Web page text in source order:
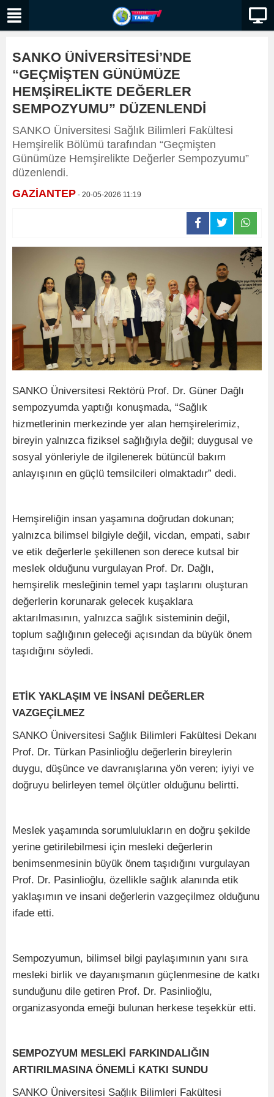
SANKO ÜNİVERSİTESİ’NDE
“GEÇMİŞTEN GÜNÜMÜZE
HEMŞİRELİKTE DEĞERLER
SEMPOZYUMU” DÜZENLENDİ
SANKO Üniversitesi Sağlık Bilimleri Fakültesi
Hemşirelik Bölümü tarafından “Geçmişten
Günümüze Hemşirelikte Değerler Sempozyumu”
düzenlendi.
GAZİANTEP - 20-05-2026 11:19
SANKO Üniversitesi Rektörü Prof. Dr. Güner Dağlı
sempozyumda yaptığı konuşmada, “Sağlık
hizmetlerinin merkezinde yer alan hemşirelerimiz,
bireyin yalnızca fiziksel sağlığıyla değil; duygusal ve
sosyal yönleriyle de ilgilenerek bütüncül bakım
anlayışının en güçlü temsilcileri olmaktadır” dedi.
Hemşireliğin insan yaşamına doğrudan dokunan;
yalnızca bilimsel bilgiyle değil, vicdan, empati, sabır
ve etik değerlerle şekillenen son derece kutsal bir
meslek olduğunu vurgulayan Prof. Dr. Dağlı,
hemşirelik mesleğinin temel yapı taşlarını oluşturan
değerlerin korunarak gelecek kuşaklara
aktarılmasının, yalnızca sağlık sisteminin değil,
toplum sağlığının geleceği açısından da büyük önem
taşıdığını söyledi.
ETİK YAKLAŞIM VE İNSANİ DEĞERLER
VAZGEÇİLMEZ
SANKO Üniversitesi Sağlık Bilimleri Fakültesi Dekanı
Prof. Dr. Türkan Pasinlioğlu değerlerin bireylerin
duygu, düşünce ve davranışlarına yön veren; iyiyi ve
doğruyu belirleyen temel ölçütler olduğunu belirtti.
Meslek yaşamında sorumlulukların en doğru şekilde
yerine getirilebilmesi için mesleki değerlerin
benimsenmesinin büyük önem taşıdığını vurgulayan
Prof. Dr. Pasinlioğlu, özellikle sağlık alanında etik
yaklaşımın ve insani değerlerin vazgeçilmez olduğunu
ifade etti.
Sempozyumun, bilimsel bilgi paylaşımının yanı sıra
mesleki birlik ve dayanışmanın güçlenmesine de katkı
sunduğunu dile getiren Prof. Dr. Pasinlioğlu,
organizasyonda emeği bulunan herkese teşekkür etti.
SEMPOZYUM MESLEKİ FARKINDALIĞIN
ARTIRILMASINA ÖNEMLİ KATKI SUNDU
SANKO Üniversitesi Sağlık Bilimleri Fakültesi